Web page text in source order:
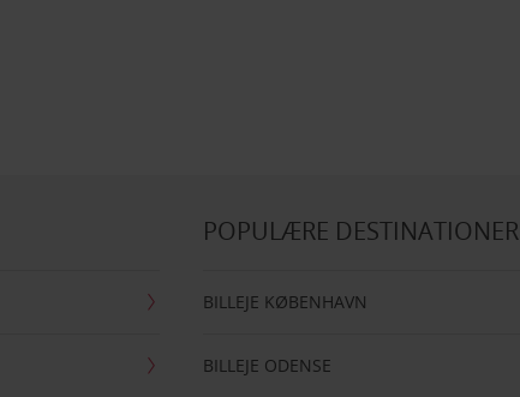
POPULÆRE DESTINATIONER
BILLEJE KØBENHAVN
BILLEJE ODENSE